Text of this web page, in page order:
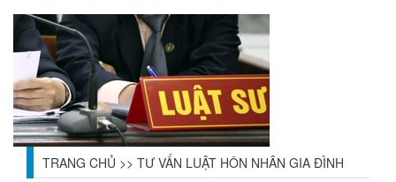
TRANG CHỦ >> TƯ VẤN LUẬT HÔN NHÂN GIA ĐÌNH